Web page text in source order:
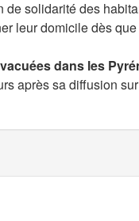
de solidarité des
leur domicile dès
dans les
après sa diffusion